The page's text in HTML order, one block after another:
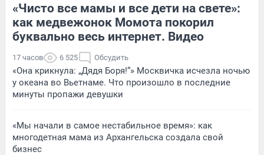
«Чисто все мамы и все дети на свете»:
как медвежонок Момота покорил
буквально весь интернет. Видео
17 часов 6 525 Обсудить
«Она крикнула: „Дядя Боря!“» Москвичка исчезла ночью
у океана во Вьетнаме. Что произошло в последние
минуты пропажи девушки
«Мы начали в самое нестабильное время»: как
многодетная мама из Архангельска создала свой
бизнес